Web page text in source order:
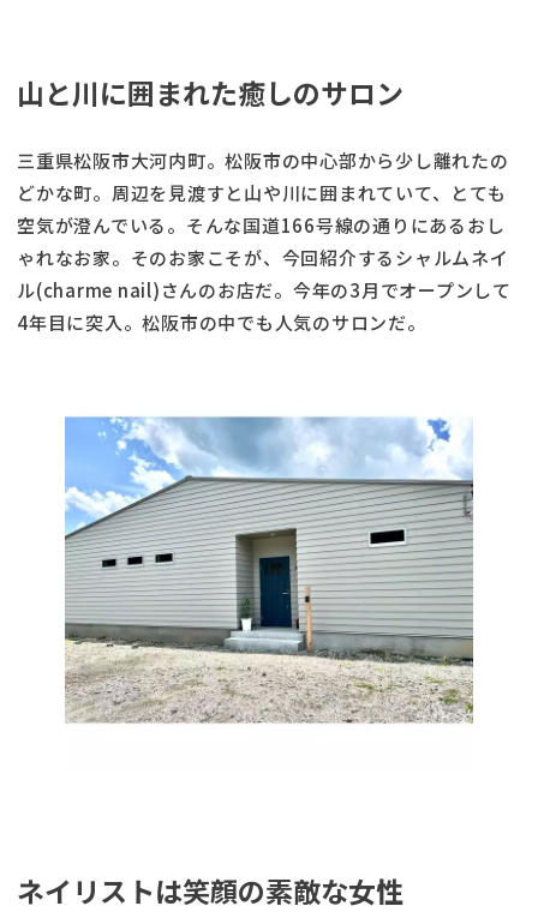
山と川に囲まれた癒しのサロン
三重県松阪市大河内町。松阪市の中心部から少し離れたの
どかな町。周辺を見渡すと山や川に囲まれていて、とても
空気が澄んでいる。そんな国道166号線の通りにあるおし
ゃれなお家。そのお家こそが、今回紹介するシャルムネイ
ル(charme nail)さんのお店だ。今年の3月でオープンして
4年目に突入。松阪市の中でも人気のサロンだ。
ネイリストは笑顔の素敵な女性